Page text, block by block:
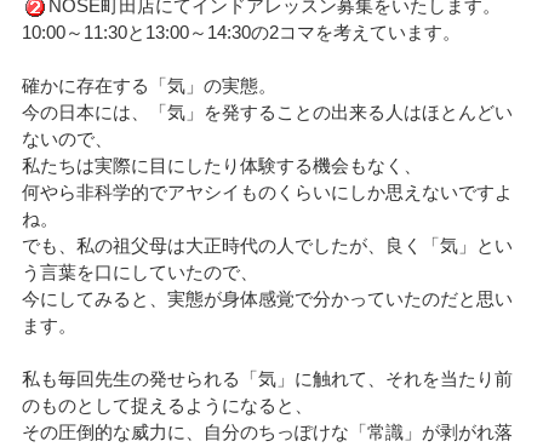
NOSE町田店にてインドアレッスン募集をいたします。
10:00～11:30と13:00～14:30の2コマを考えています。
確かに存在する「気」の実態。
今の日本には、「気」を発することの出来る人はほとんどい
ないので、
私たちは実際に目にしたり体験する機会もなく、
何やら非科学的でアヤシイものくらいにしか思えないですよ
ね。
でも、私の祖父母は大正時代の人でしたが、良く「気」とい
う言葉を口にしていたので、
今にしてみると、実態が身体感覚で分かっていたのだと思い
ます。
私も毎回先生の発せられる「気」に触れて、それを当たり前
のものとして捉えるようになると、
その圧倒的な威力に、自分のちっぽけな「常識」が剥がれ落